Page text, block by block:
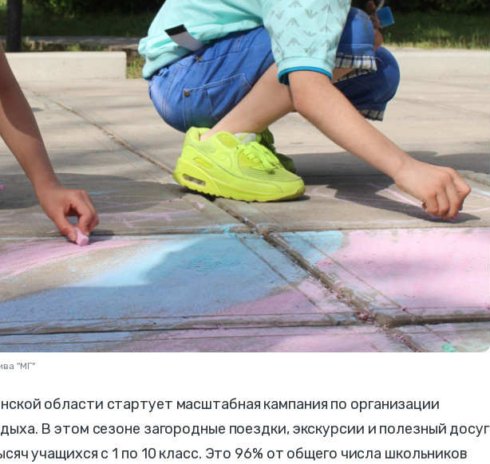
"МГ"
области стартует масштабная кампания по организации
В этом сезоне загородные поездки, экскурсии и полезный досуг
учащихся с 1 по 10 класс. Это 96% от общего числа школьников